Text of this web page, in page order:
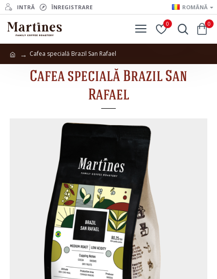
INTRĂ ÎNREGISTRARE ROMÂNĂ
0 0
Cafea specială Brazil San Rafael
Cafea specială Brazil San
Rafael